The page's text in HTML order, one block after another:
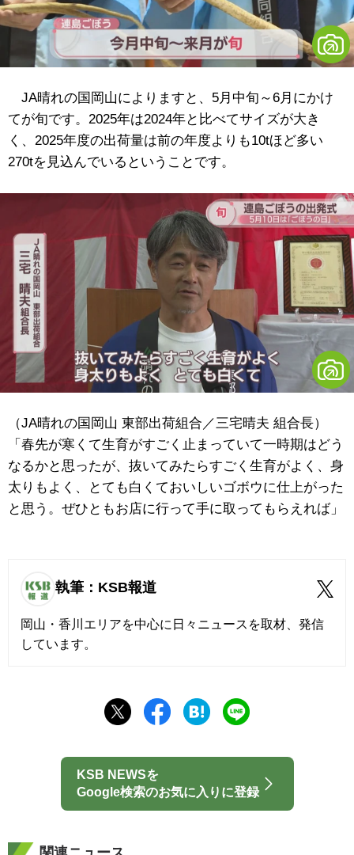
JA晴れの国岡山によりますと、5月中旬～6月にかけ
てが旬です。2025年は2024年と比べてサイズが大き
く、2025年度の出荷量は前の年度よりも10tほど多い
270tを見込んでいるということです。
（JA晴れの国岡山 東部出荷組合／三宅晴夫 組合長）
「春先が寒くて生育がすごく止まっていて一時期はどう
なるかと思ったが、抜いてみたらすごく生育がよく、身
太りもよく、とても白くておいしいゴボウに仕上がった
と思う。ぜひともお店に行って手に取ってもらえれば」
執筆：KSB報道
岡山・香川エリアを中心に日々ニュースを取材、発信
しています。
KSB NEWSを
Google検索のお気に入りに登録